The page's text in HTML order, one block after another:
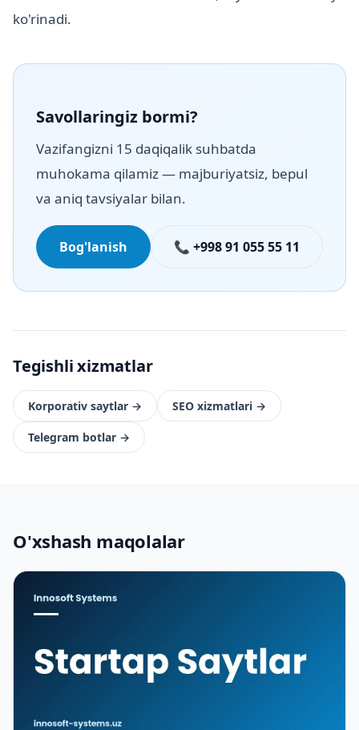
ko'rinadi.
Savollaringiz bormi?
Vazifangizni 15 daqiqalik suhbatda
muhokama qilamiz — majburiyatsiz, bepul
va aniq tavsiyalar bilan.
Bog'lanish 📞 +998 91 055 55 11
Tegishli xizmatlar
Korporativ saytlar → SEO xizmatlari →
Telegram botlar →
O'xshash maqolalar